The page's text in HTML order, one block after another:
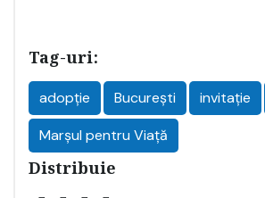
Tag-uri:
adopție București invitație
Marșul pentru Viață
Distribuie